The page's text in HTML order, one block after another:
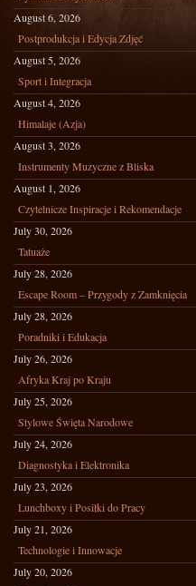
August 6, 2026
Postprodukcja i Edycja Zdjęć
August 5, 2026
Sport i Integracja
August 4, 2026
Himalaje (Azja)
August 3, 2026
Instrumenty Muzyczne z Bliska
August 1, 2026
Czytelnicze Inspiracje i Rekomendacje
July 30, 2026
Tatuaże
July 28, 2026
Escape Room – Przygody z Zamknięcia
July 28, 2026
Poradniki i Edukacja
July 26, 2026
Afryka Kraj po Kraju
July 25, 2026
Stylowe Święta Narodowe
July 24, 2026
Diagnostyka i Elektronika
July 23, 2026
Lunchboxy i Posiłki do Pracy
July 21, 2026
Technologie i Innowacje
July 20, 2026